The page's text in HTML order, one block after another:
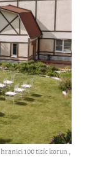
100 tisíc korun ,